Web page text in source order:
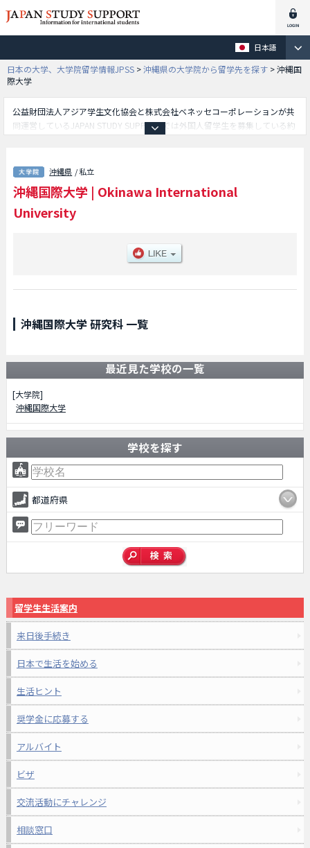
日本語
日本の大学、大学院留学情報JPSS >沖縄県の大学院から留学先を探す >沖縄国
際大学
公益財団法人アジア学生文化協会と株式会社ベネッセコーポレーションが共
同運営しているJAPAN STUDY SUPPORTでは外国人留学生を募集している約
報や、募集定員や合格者数など入試情報、施設案内、アクセスなど外国人留
学生に必要な情報を掲載しているので是非ご利用ください。
沖縄県 / 私立
沖縄国際大学 | Okinawa International
University
沖縄国際大学 研究科 一覧
最近見た学校の一覧
[大学院]
沖縄国際大学
学校を探す
都道府県
留学生生活案内
来日後手続き
日本で生活を始める
生活ヒント
奨学金に応募する
アルバイト
ビザ
交流活動にチャレンジ
相談窓口